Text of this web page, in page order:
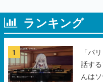
1
「パ
話す
んは
する
2
『機